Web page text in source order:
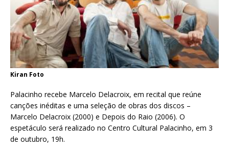
Kiran Foto
Palacinho recebe Marcelo Delacroix, em recital que reúne
canções inéditas e uma seleção de obras dos discos –
Marcelo Delacroix (2000) e Depois do Raio (2006). O
espetáculo será realizado no Centro Cultural Palacinho, em 3
de outubro, 19h.